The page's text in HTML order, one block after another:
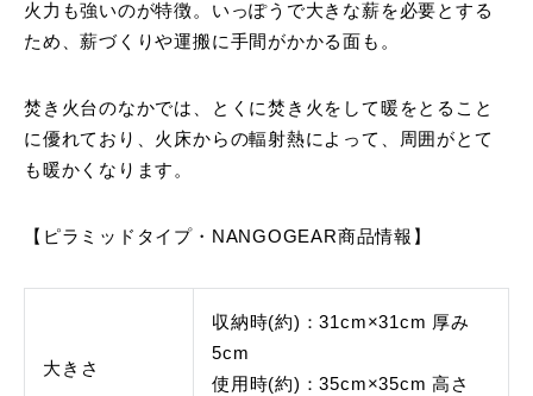
火力も強いのが特徴。いっぽうで大きな薪を必要とする
ため、薪づくりや運搬に手間がかかる面も。
焚き火台のなかでは、とくに焚き火をして暖をとること
に優れており、火床からの輻射熱によって、周囲がとて
も暖かくなります。
【ピラミッドタイプ・NANGOGEAR商品情報】
大きさ
収納時(約)：31cm×31cm 厚み
5cm
使用時(約)：35cm×35cm 高さ